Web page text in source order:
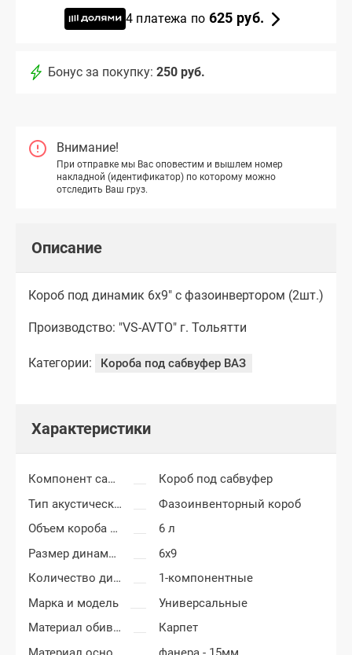
4 платежа по 625 руб.
Бонус за покупку: 250 руб.
Внимание!
При отправке мы Вас оповестим и вышлем номер
накладной (идентификатор) по которому можно
отследить Ваш груз.
Описание
Короб под динамик 6x9" с фазоинвертором (2шт.)
Производство: "VS-AVTO" г. Тольятти
Категории: Короба под сабвуфер ВАЗ
Характеристики
Компонент салона
Короб под сабвуфер
Тип акустического короба
Фазоинвенторный короб
Объем короба сабвуфера
6 л
Размер динамиков
6x9
Количество динамиков
1-компонентные
Марка и модель
Универсальные
Материал обивки короба сабвуфера
Карпет